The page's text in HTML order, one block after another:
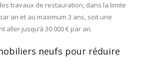
travaux de restauration, dans la limite
an et au maximum 3 ans, soit une
aller jusqu’à 30 000 € par an.
neufs pour réduire